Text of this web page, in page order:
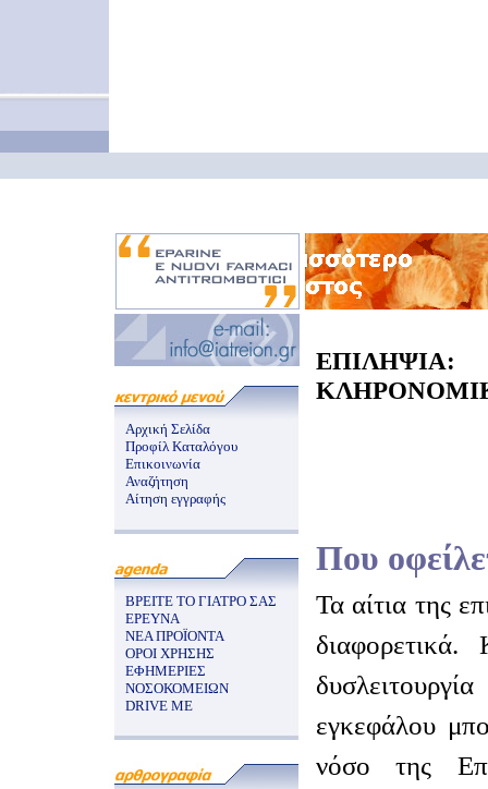
Αρχική Σελίδα
Προφίλ Καταλόγου
Επικοινωνία
Αναζήτηση
Αίτηση εγγραφής
ΒΡΕΙΤΕ ΤΟ ΓΙΑΤΡΟ ΣΑΣ
ΕΡΕΥΝΑ
ΝΕΑ ΠΡΟΪΟΝΤΑ
ΟΡΟΙ ΧΡΗΣΗΣ
ΕΦΗΜΕΡΙΕΣ
ΝΟΣΟΚΟΜΕΙΩΝ
DRIVE ME
Που
Τα αίτια της
εγκεφάλου
νόσο της